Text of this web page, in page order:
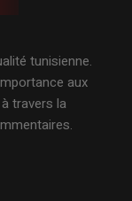
tunisienne.
aux
travers la